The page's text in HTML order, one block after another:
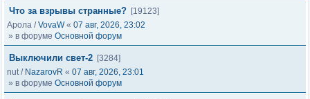
Что за взрывы странные? [19123]
Арола /VovaW« 07 авг, 2026, 23:02
» в форуме Основной форум
Выключили свет-2 [3284]
nut/ NazarovR « 07 авг, 2026, 23:01
» в форуме Основной форум